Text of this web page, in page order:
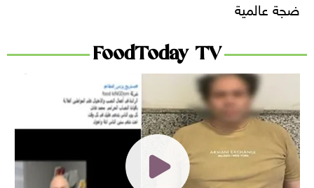
ضجة عالمية
FoodToday TV